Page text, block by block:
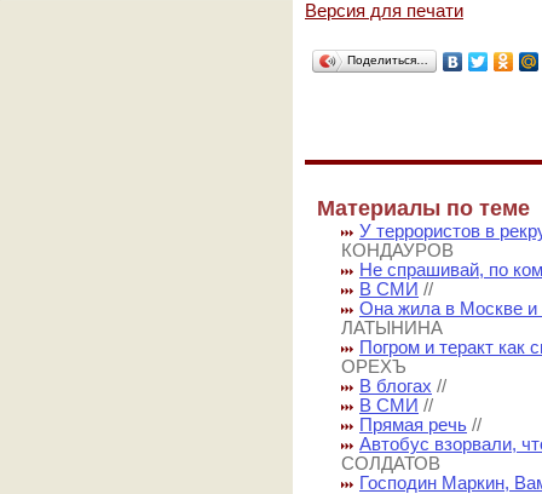
Версия для печати
Поделиться…
Материалы по теме
У террористов в
КОНДАУРОВ
Не спрашивай, по
В СМИ //
Она жила в Москве и
ЛАТЫНИНА
Погром и теракт как
ОРЕХЪ
В блогах //
В СМИ //
Прямая речь //
Автобус взорвали,
СОЛДАТОВ
Господин Маркин,